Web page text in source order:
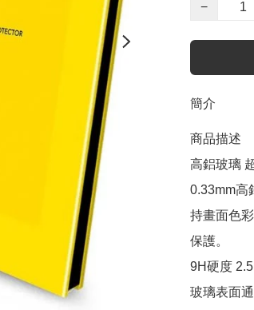
−
簡介
商品描述
高鋁玻璃
0.33mm高
持畫面色
保護。
9H硬度
玻璃表面